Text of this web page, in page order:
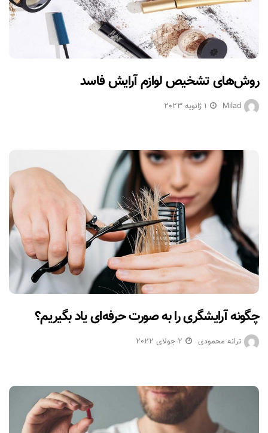
روش‌های تشخیص لوازم آرایش فاسد
Milad 1 ژانویه 2023
چگونه آرایشگری را به صورت حرفه‌ای یاد بگیریم؟
ترانه محمودی 2 جولای 2022